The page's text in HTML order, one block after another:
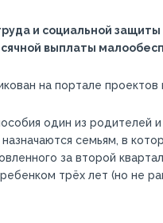
и социальной
выплаты
на портале проектов
один из
семьям, в
за второй
трёх лет (но не